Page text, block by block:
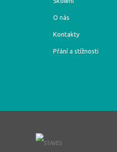
O nás
Kontakty
Přání a stížnosti